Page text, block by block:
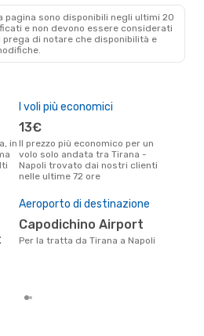
pagina sono disponibili negli ultimi 20
e non devono essere considerati
prega di notare che disponibilità e
I voli più economici
13€
Il prezzo più economico per un
volo solo andata tra Tirana -
Napoli trovato dai nostri clienti
nelle ultime 72 ore
Aeroporto di destinazione
Capodichino Airport
Per la tratta da Tirana a Napoli